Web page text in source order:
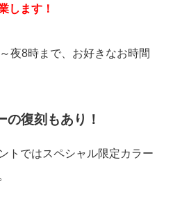
します！
夜8時まで、お好きなお時間
の復刻もあり！
トではスペシャル限定カラー